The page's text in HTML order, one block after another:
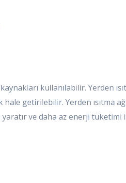
kullanılabilir. Yerden
getirilebilir. Yerden ısıtma
ve daha az enerji tüketimi